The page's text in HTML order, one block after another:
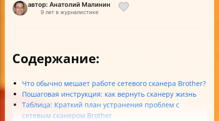
автор: Анатолий Малинин
9 лет в журналистике
Содержание:
Что обычно мешает работе сетевого сканера Brother?
Пошаговая инструкция: как вернуть сканеру жизнь
Таблица: Краткий план устранения проблем с
сетевым сканером Brother